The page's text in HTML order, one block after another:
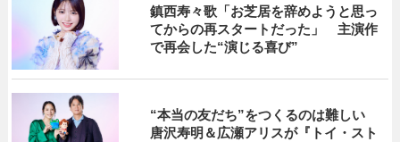
鎮西寿々歌「お芝居を辞めようと思っ
てからの再スタートだった」 主演作
で再会した“演じる喜び”
“本当の友だち”をつくるのは難しい
唐沢寿明＆広瀬アリスが『トイ・スト